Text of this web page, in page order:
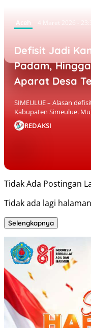
Aceh 4 Maret 2026 -
Defisit Jadi
Padam,
Aparat Desa
SIMEULUE – Alasan
Kabupaten Simeulue.
REDAKSI
Tidak Ada Postingan
Tidak ada lagi
Selengkapnya